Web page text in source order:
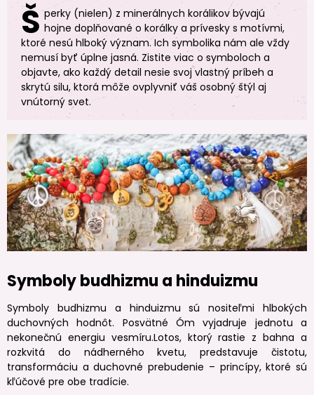
Š perky (nielen) z minerálnych korálikov bývajú
hojne doplňované o korálky a prívesky s motívmi,
ktoré nesú hlboký význam. Ich symbolika nám ale vždy
nemusí byť úplne jasná. Zistite viac o symboloch a
objavte, ako každý detail nesie svoj vlastný príbeh a
skrytú silu, ktorá môže ovplyvniť váš osobný štýl aj
vnútorný svet.
Symboly budhizmu a hinduizmu
Symboly budhizmu a hinduizmu sú nositeľmi hlbokých
duchovných hodnôt. Posvätné Óm vyjadruje jednotu a
nekonečnú energiu vesmíru.Lotos, ktorý rastie z bahna a
rozkvitá do nádherného kvetu, predstavuje čistotu,
transformáciu a duchovné prebudenie – princípy, ktoré sú
kľúčové pre obe tradície.